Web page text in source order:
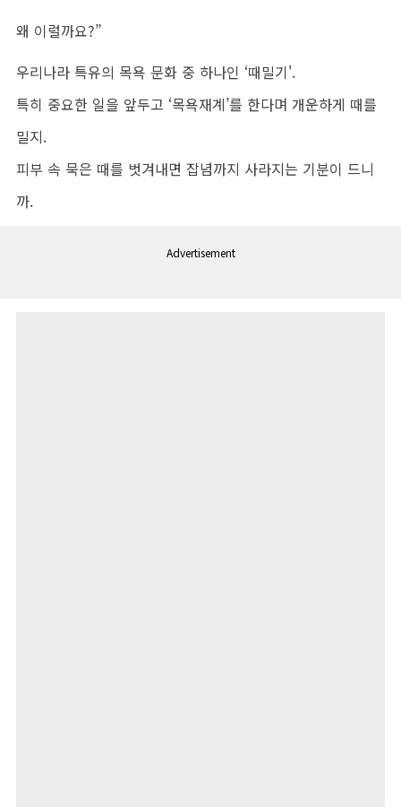
왜 이럴까요?”
우리나라 특유의 목욕 문화 중 하나인 ‘때밀기'.
특히 중요한 일을 앞두고 ‘목욕재계’를 한다며 개운하게 때를
밀지.
피부 속 묵은 때를 벗겨내면 잡념까지 사라지는 기분이 드니
까.
Advertisement